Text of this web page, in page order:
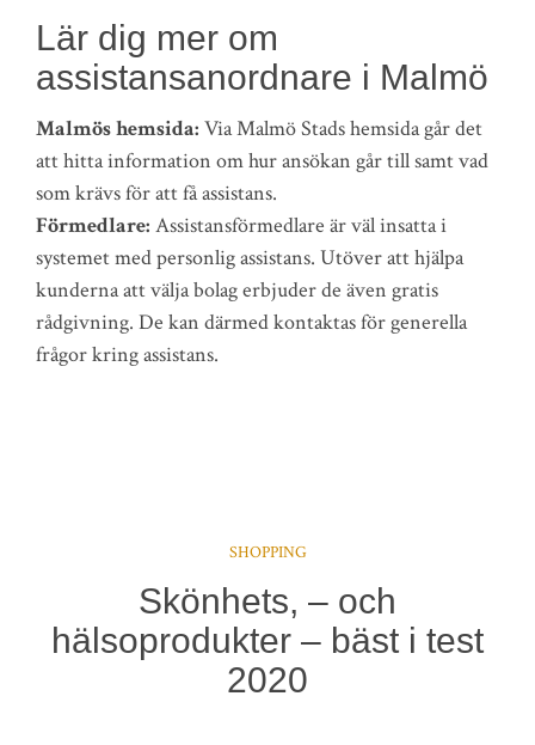
Lär dig mer om
assistansanordnare i Malmö
Malmös hemsida: Via Malmö Stads hemsida går det
att hitta information om hur ansökan går till samt vad
som krävs för att få assistans.
Förmedlare: Assistansförmedlare är väl insatta i
systemet med personlig assistans. Utöver att hjälpa
kunderna att välja bolag erbjuder de även gratis
rådgivning. De kan därmed kontaktas för generella
frågor kring assistans.
SHOPPING
Skönhets, – och
hälsoprodukter – bäst i test
2020